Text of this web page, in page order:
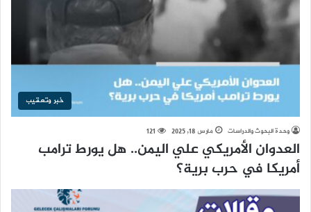
خبر وتعقيب
وحدة البحوث والدراسات مارس 18, 2025 121
العدوان الأمريكي علي اليمن.. هل يورط ترامب
أمريكا في حرب برية؟